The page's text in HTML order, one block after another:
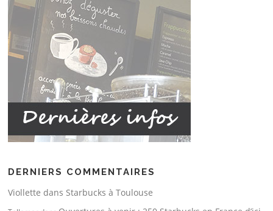
DERNIERS COMMENTAIRES
Viollette dans Starbucks à Toulouse